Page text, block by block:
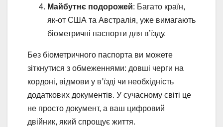
Майбутнє подорожей: Багато країн,
як-от США та Австралія, уже вимагають
біометричні паспорти для в’їзду.
Без біометричного паспорта ви можете
зіткнутися з обмеженнями: довші черги на
кордоні, відмови у в’їзді чи необхідність
додаткових документів. У сучасному світі це
не просто документ, а ваш цифровий
двійник, який спрощує життя.